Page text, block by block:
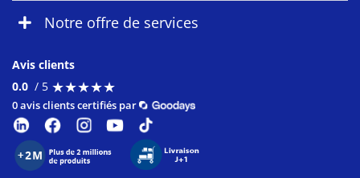
Notre offre de services
Avis clients
0.0 / 5 ★★★★★
★★★★★
0 avis clients certifiés par